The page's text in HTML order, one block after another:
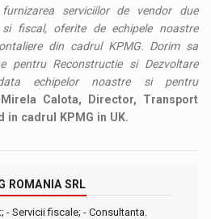
serviciilor de vendor due
fiscal, oferite de echipele noastre
din cadrul KPMG. Dorim sa
pentru Reconstructie si Dezvoltare
echipelor noastre si pentru
Mirela Calota, Director, Transport
in cadrul KPMG in UK.
ROMANIA SRL
- Servicii fiscale; - Consultanta.